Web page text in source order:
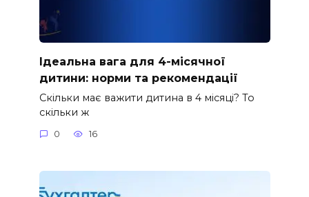
Ідеальна вага для 4-місячної
дитини: норми та рекомендації
Скільки має важити дитина в 4 місяці? То
скільки ж
0 16